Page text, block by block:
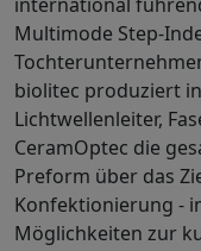
Multimode Step-
biolitec produziert
Lichtwellenleiter,
CeramOptec die
Preform über das
Konfektionierung -
Möglichkeiten zur